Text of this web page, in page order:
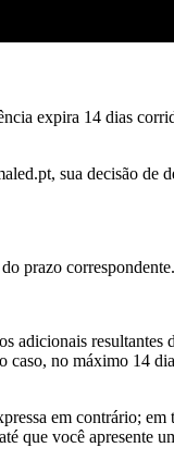
expira 14 dias
sua decisão de
prazo correspondente.
adicionais resultantes
caso, no máximo 14
em contrário; em
que você apresente